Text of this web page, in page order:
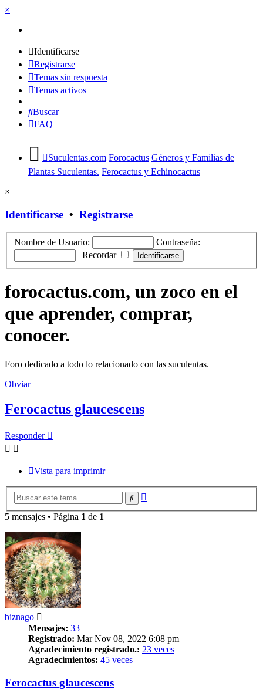
×
Identificarse
Registrarse
Temas sin respuesta
Temas activos
Buscar
FAQ
Suculentas.com Forocactus Géneros y Familias de
Plantas Suculentas. Ferocactus y Echinocactus
×
Identificarse • Registrarse
Nombre de Usuario:
Contraseña:
| Recordar
forocactus.com, un zoco en el
que aprender, comprar,
conocer.
Foro dedicado a todo lo relacionado con las suculentas.
Obviar
Ferocactus glaucescens
Responder
Vista para imprimir
Buscar
5 mensajes • Página 1 de 1
biznago
Mensajes: 33
Registrado: Mar Nov 08, 2022 6:08 pm
Agradecimiento registrado.: 23 veces
Agradecimientos: 45 veces
Ferocactus glaucescens